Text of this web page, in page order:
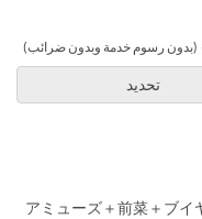
(بدون رسوم خدمة وبدون ضرائب)
تحديد
【コース内容】アミューズ＋前